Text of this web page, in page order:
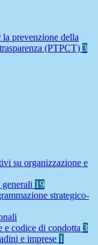
prevenzione della
(PTPCT) 3
su organizzazione e
19
strategico-
e codice di condotta 3
e imprese 1